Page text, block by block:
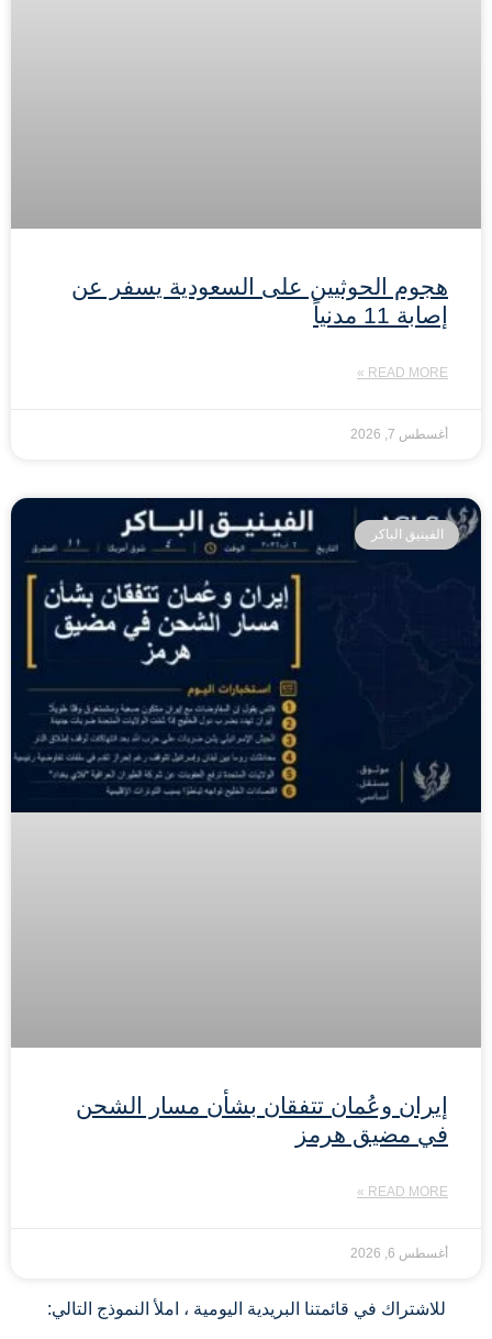
هجوم الحوثيين على السعودية يسفر عن
إصابة 11 مدنياً
READ MORE »
أغسطس 7, 2026
الفينيق الباكر
إيران وعُمان تتفقان بشأن مسار الشحن
في مضيق هرمز
READ MORE »
أغسطس 6, 2026
للاشتراك في قائمتنا البريدية اليومية ، املأ النموذج التالي: